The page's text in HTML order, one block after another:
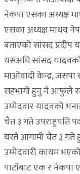
नेकपा एसका अध्यक्ष
एसका अध्यक्ष माधव
बताएको सांसद प्रदीप
यसअघि सांसद यादवको
माओवादी केन्द्र,
सहभागी हुनु नै आफुले
उम्मेदवार यादवको
चैत ३ गते उपराष्ट्रपति
यस्तै आगामी चैत ३ गते
उम्मेदवारी कायम
पार्टीबाट एक र नेकपा